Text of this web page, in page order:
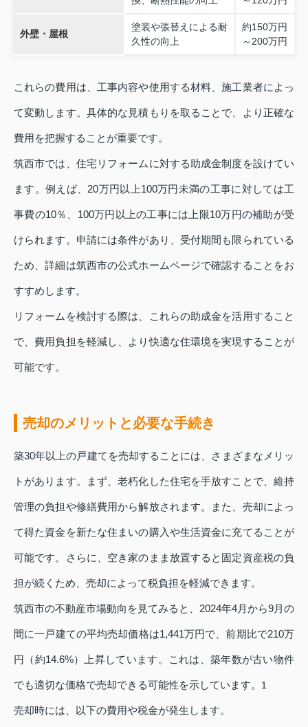
外壁・屋根
塗装や張替えによる耐
久性の向上
約150万円
～200万円
これらの費用は、工事内容や使用する材料、施工業者によっ
て変動します。具体的な見積もりを取ることで、より正確な
費用を把握することが重要です。
筑西市では、住宅リフォームに対する助成金制度を設けてい
ます。例えば、20万円以上100万円未満の工事に対しては工
事費の10％、100万円以上の工事には上限10万円の補助が受
けられます。申請には条件があり、受付期間も限られている
ため、詳細は筑西市の公式ホームページで確認することをお
すすめします。
リフォームを検討する際は、これらの助成金を活用すること
で、費用負担を軽減し、より快適な住環境を実現することが
可能です。
売却のメリットと必要な手続き
築30年以上の戸建てを売却することには、さまざまなメリッ
トがあります。まず、老朽化した住宅を手放すことで、維持
管理の負担や修繕費用から解放されます。また、売却によっ
て得た資金を新たな住まいの購入や生活資金に充てることが
可能です。さらに、空き家のまま放置すると固定資産税の負
担が続くため、売却によって税負担を軽減できます。
筑西市の不動産市場動向を見てみると、2024年4月から9月の
間に一戸建ての平均売却価格は1,441万円で、前期比で210万
円（約14.6%）上昇しています。これは、築年数が古い物件
でも適切な価格で売却できる可能性を示しています。 1
売却時には、以下の費用や税金が発生します。